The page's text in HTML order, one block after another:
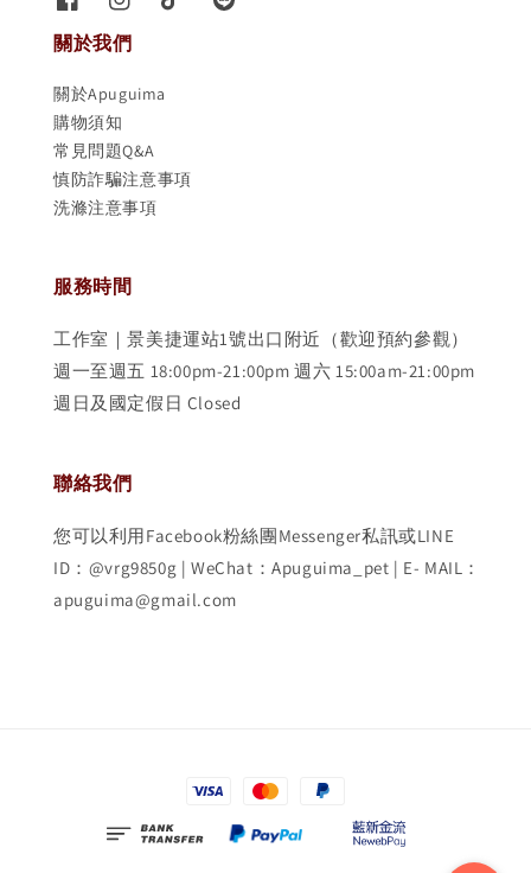
關於我們
關於Apuguima
購物須知
常見問題Q&A
慎防詐騙注意事項
洗滌注意事項
服務時間
工作室｜景美捷運站1號出口附近（歡迎預約參觀）
週一至週五 18:00pm-21:00pm 週六 15:00am-21:00pm
週日及國定假日 Closed
聯絡我們
您可以利用Facebook粉絲團Messenger私訊或LINE
ID：@vrg9850g | WeChat：Apuguima_pet | E- MAIL：
apuguima@gmail.com